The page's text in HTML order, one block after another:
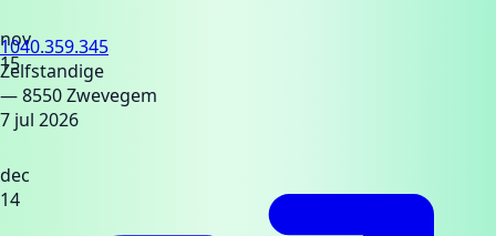
nov
15
dec
14
1040.359.345
Zelfstandige
— 8550 Zwevegem
7 jul 2026